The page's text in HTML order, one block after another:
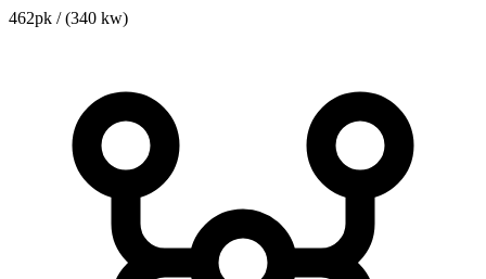
462pk / (340 kw)